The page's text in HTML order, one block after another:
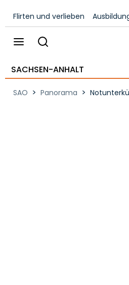
Flirten und verlieben
SACHSEN-ANHALT
SAO > Panorama >